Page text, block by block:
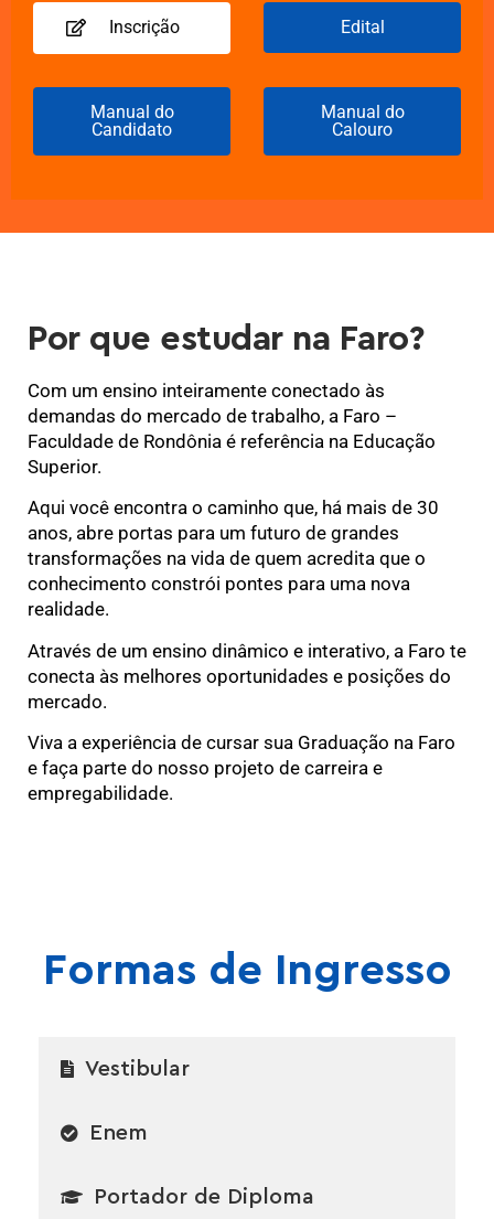
Inscrição Edital
Manual do
Candidato
Manual do
Calouro
Por que estudar na Faro?
Com um ensino inteiramente conectado às
demandas do mercado de trabalho, a Faro –
Faculdade de Rondônia é referência na Educação
Superior.
Aqui você encontra o caminho que, há mais de 30
anos, abre portas para um futuro de grandes
transformações na vida de quem acredita que o
conhecimento constrói pontes para uma nova
realidade.
Através de um ensino dinâmico e interativo, a Faro te
conecta às melhores oportunidades e posições do
mercado.
Viva a experiência de cursar sua Graduação na Faro
e faça parte do nosso projeto de carreira e
empregabilidade.
Formas de Ingresso
Vestibular
Enem
Portador de Diploma